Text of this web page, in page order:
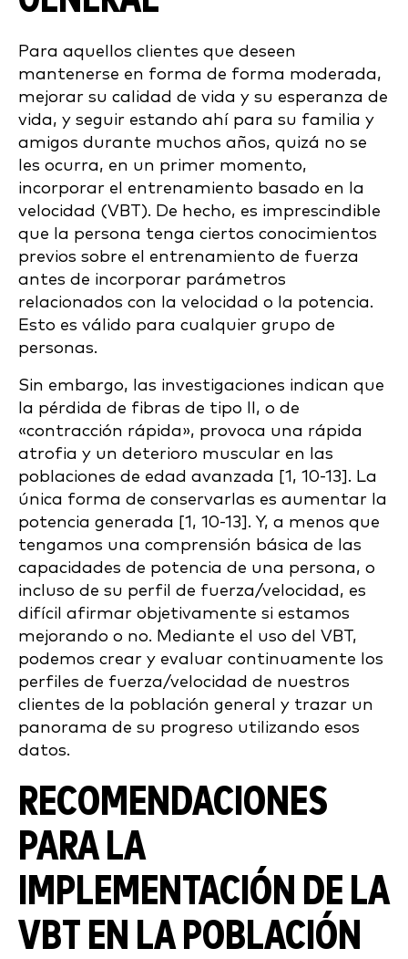
Para aquellos clientes que deseen
mantenerse en forma de forma moderada,
mejorar su calidad de vida y su esperanza de
vida, y seguir estando ahí para su familia y
amigos durante muchos años, quizá no se
les ocurra, en un primer momento,
incorporar el entrenamiento basado en la
velocidad (VBT). De hecho, es imprescindible
que la persona tenga ciertos conocimientos
previos sobre el entrenamiento de fuerza
antes de incorporar parámetros
relacionados con la velocidad o la potencia.
Esto es válido para cualquier grupo de
personas.
Sin embargo, las investigaciones indican que
la pérdida de fibras de tipo II, o de
«contracción rápida», provoca una rápida
atrofia y un deterioro muscular en las
poblaciones de edad avanzada [1, 10-13]. La
única forma de conservarlas es aumentar la
potencia generada [1, 10-13]. Y, a menos que
tengamos una comprensión básica de las
capacidades de potencia de una persona, o
incluso de su perfil de fuerza/velocidad, es
difícil afirmar objetivamente si estamos
mejorando o no. Mediante el uso del VBT,
podemos crear y evaluar continuamente los
perfiles de fuerza/velocidad de nuestros
clientes de la población general y trazar un
panorama de su progreso utilizando esos
datos.
RECOMENDACIONES
PARA LA
IMPLEMENTACIÓN DE LA
VBT EN LA POBLACIÓN